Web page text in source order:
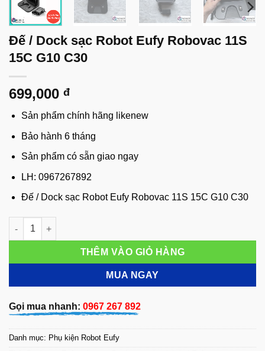
Đế / Dock sạc Robot Eufy Robovac 11S
15C G10 C30
699,000 đ
Sản phẩm chính hãng likenew
Bảo hành 6 tháng
Sản phẩm có sẵn giao ngay
LH: 0967267892
Đế / Dock sạc Robot Eufy Robovac 11S 15C G10 C30
Đế / Dock sạc Robot Eufy Robovac 11S 15C G10 C30 số lượng
THÊM VÀO GIỎ HÀNG
MUA NGAY
Gọi mua nhanh: 0967 267 892
Danh mục: Phụ kiện Robot Eufy